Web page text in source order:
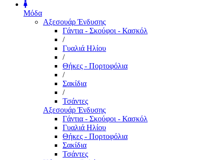
Μόδα
Αξεσουάρ Ένδυσης
Γάντια - Σκούφοι - Κασκόλ
/
Γυαλιά Ηλίου
/
Θήκες - Πορτοφόλια
/
Σακίδια
/
Τσάντες
Αξεσουάρ Ένδυσης
Γάντια - Σκούφοι - Κασκόλ
Γυαλιά Ηλίου
Θήκες - Πορτοφόλια
Σακίδια
Τσάντες